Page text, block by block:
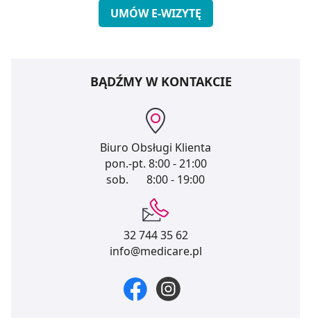
UMÓW E-WIZYTĘ
BĄDŹMY W KONTAKCIE
Biuro Obsługi Klienta
pon.-pt. 8:00 - 21:00
sob.
8:00 - 19:00
32 744 35 62
info@medicare.pl